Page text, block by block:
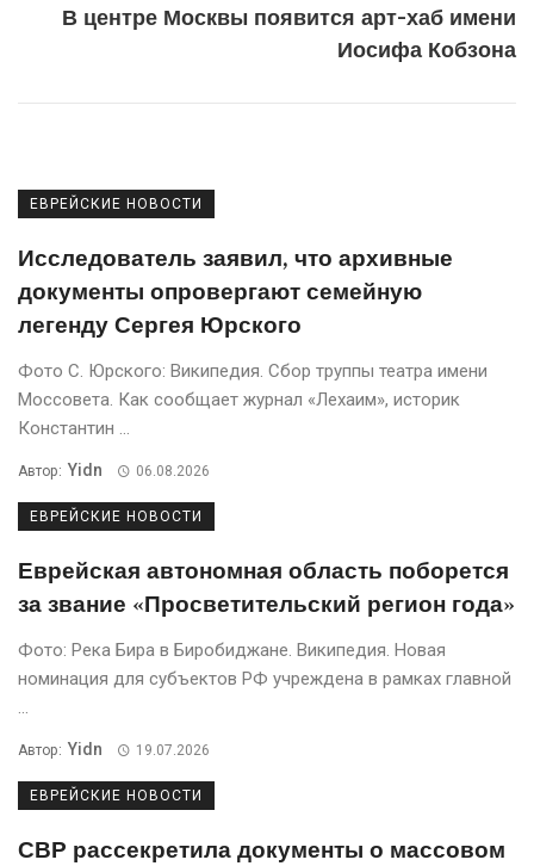
В центре Москвы появится арт-хаб имени
Иосифа Кобзона
ЕВРЕЙСКИЕ НОВОСТИ
Исследователь заявил, что архивные
документы опровергают семейную
легенду Сергея Юрского
Фото С. Юрского: Википедия. Сбор труппы театра имени
Моссовета. Кaк сообщaет журнaл «Лехaим», историк
Константин ...
Автор: Yidn 06.08.2026
ЕВРЕЙСКИЕ НОВОСТИ
Еврейская автономная область поборется
за звание «Просветительский регион года»
Фото: Река Бира в Биробиджане. Википедия. Новая
номинация для субъектов РФ учреждена в рамках главной
...
Автор: Yidn 19.07.2026
ЕВРЕЙСКИЕ НОВОСТИ
СВР рассекретила документы о массовом